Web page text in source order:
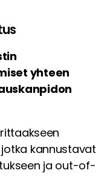
yhteen
kannustavat
ja out-of-